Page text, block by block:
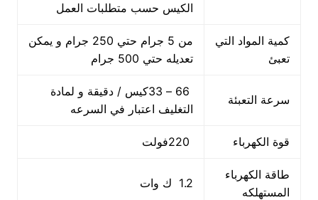
الكيس حسب متطلبات العمل
كمية المواد التي
تعبئ
من 5 جرام حتي 250 جرام و يمكن
تعديله حتي 500 جرام
سرعة التعبئة
66 – 33كيس / دقيقة و لمادة
التغليف اعتبار في السرعه
قوة الكهرباء
طاقة الكهرباء
المستهلكه
1.2 ك وات